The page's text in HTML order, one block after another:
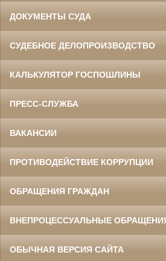
ДОКУМЕНТЫ СУДА
СУДЕБНОЕ ДЕЛОПРОИЗВОДСТВО
КАЛЬКУЛЯТОР ГОСПОШЛИНЫ
ПРЕСС-СЛУЖБА
ВАКАНСИИ
ПРОТИВОДЕЙСТВИЕ КОРРУПЦИИ
ОБРАЩЕНИЯ ГРАЖДАН
ВНЕПРОЦЕССУАЛЬНЫЕ
ОБЫЧНАЯ ВЕРСИЯ САЙТА